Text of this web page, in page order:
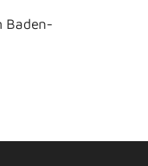
Baden-